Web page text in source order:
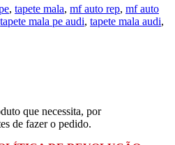
, tapete mala, mf auto rep, mf auto
tapete mala pe audi, tapete mala audi,
que necessita, por
de fazer o pedido.